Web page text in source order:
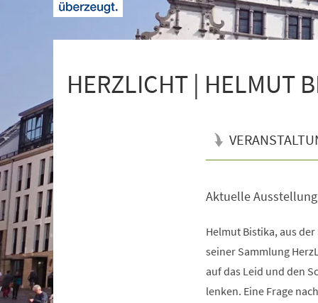
HERZLICHT | HELMUT
Aktuelle
Helmut Bistika, aus
seiner Sammlung
auf das Leid und den
lenken. Eine Frage